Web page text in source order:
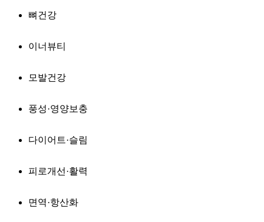
뼈건강
이너뷰티
모발건강
풍성·영양보충
다이어트·슬림
피로개선·활력
면역·항산화